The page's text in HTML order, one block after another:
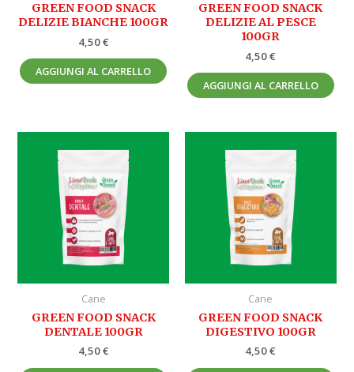
GREEN FOOD SNACK
DELIZIE BIANCHE 100GR
4,50€
AGGIUNGI AL CARRELLO
GREEN FOOD SNACK
DELIZIE AL PESCE
100GR
4,50€
AGGIUNGI AL CARRELLO
Cane
GREEN FOOD SNACK
DENTALE 100GR
4,50€
Cane
GREEN FOOD SNACK
DIGESTIVO 100GR
4,50€